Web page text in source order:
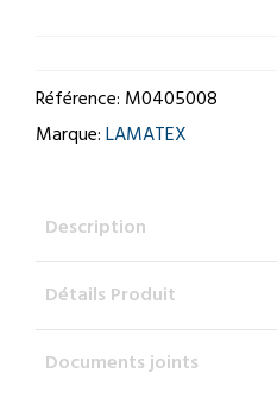
Référence: M0405008
Marque:LAMATEX
Description
Détails Produit
Documents joints